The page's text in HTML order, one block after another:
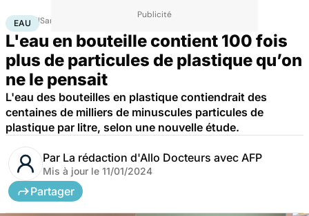
AccueilSanté
EAU
L'eau en bouteille contient 100 fois
plus de particules de plastique qu’on
ne le pensait
L'eau des bouteilles en plastique contiendrait des
centaines de milliers de minuscules particules de
plastique par litre, selon une nouvelle étude.
Par La rédaction d'Allo Docteurs avec AFP
Mis à jour le 11/01/2024
Partager